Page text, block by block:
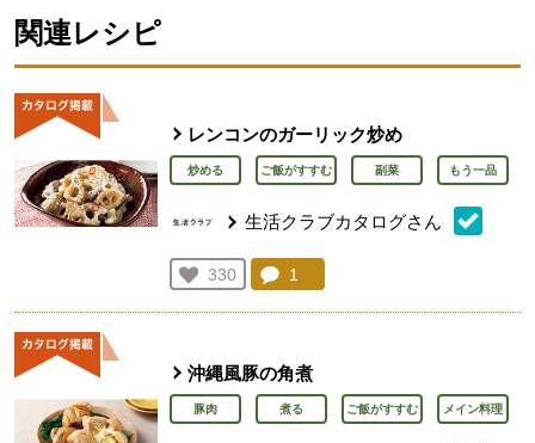
関連レシピ
レンコンのガーリック炒め
炒める ご飯がすすむ 副菜 もう一品
生活クラブカタログさん
お気に入り登録：
330
人が登録
コメント：
1
沖縄風豚の角煮
豚肉 煮る ご飯がすすむ メイン料理